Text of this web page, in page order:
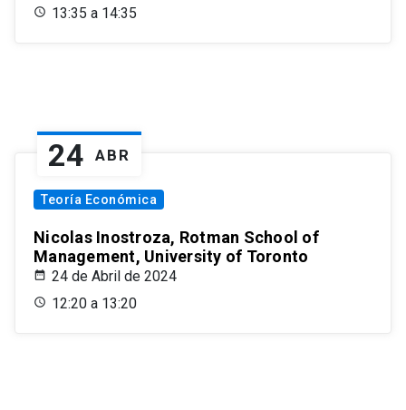
13:35 a 14:35
24 ABR
Teoría Económica
Nicolas Inostroza, Rotman School of
Management, University of Toronto
24 de Abril de 2024
12:20 a 13:20